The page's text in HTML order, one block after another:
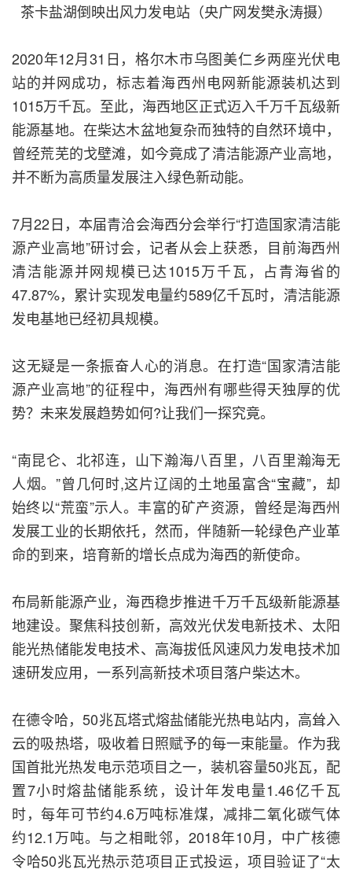
茶卡盐湖倒映出风力发电站（央广网发樊永涛摄）
2020年12月31日，格尔木市乌图美仁乡两座光伏电
站的并网成功，标志着海西州电网新能源装机达到
1015万千瓦。至此，海西地区正式迈入千万千瓦级新
能源基地。在柴达木盆地复杂而独特的自然环境中，
曾经荒芜的戈壁滩，如今竟成了清洁能源产业高地，
并不断为高质量发展注入绿色新动能。
7月22日，本届青洽会海西分会举行“打造国家清洁能
源产业高地”研讨会，记者从会上获悉，目前海西州
清洁能源并网规模已达1015万千瓦，占青海省的
47.87%，累计实现发电量约589亿千瓦时，清洁能源
发电基地已经初具规模。
这无疑是一条振奋人心的消息。在打造“国家清洁能
源产业高地”的征程中，海西州有哪些得天独厚的优
势？未来发展趋势如何?让我们一探究竟。
“南昆仑、北祁连，山下瀚海八百里，八百里瀚海无
人烟。”曾几何时,这片辽阔的土地虽富含“宝藏”，却
始终以“荒蛮”示人。丰富的矿产资源，曾经是海西州
发展工业的长期依托，然而，伴随新一轮绿色产业革
命的到来，培育新的增长点成为海西的新使命。
布局新能源产业，海西稳步推进千万千瓦级新能源基
地建设。聚焦科技创新，高效光伏发电新技术、太阳
能光热储能发电技术、高海拔低风速风力发电技术加
速研发应用，一系列高新技术项目落户柴达木。
在德令哈，50兆瓦塔式熔盐储能光热电站内，高耸入
云的吸热塔，吸收着日照赋予的每一束能量。作为我
国首批光热发电示范项目之一，装机容量50兆瓦，配
置7小时熔盐储能系统，设计年发电量1.46亿千瓦
时，每年可节约4.6万吨标准煤，减排二氧化碳气体
约12.1万吨。与之相毗邻，2018年10月，中广核德
令哈50兆瓦光热示范项目正式投运，项目验证了“太